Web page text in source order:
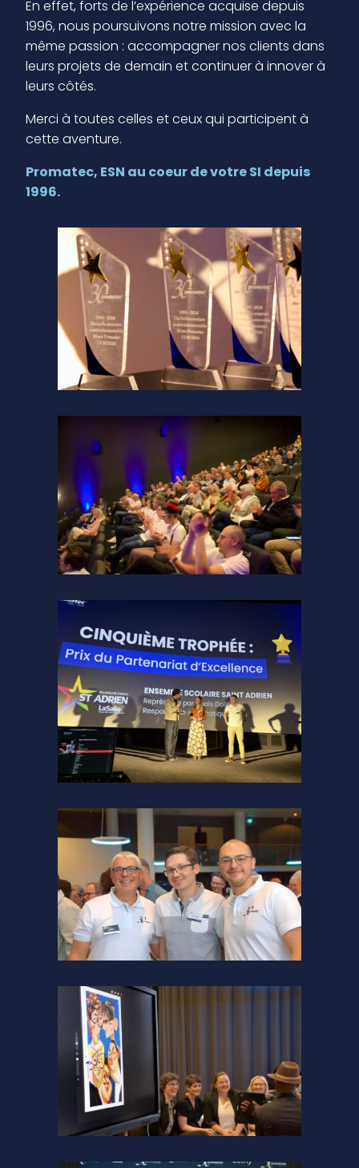
En effet, forts de l’expérience acquise depuis
1996, nous poursuivons notre mission avec la
même passion : accompagner nos clients dans
leurs projets de demain et continuer à innover à
leurs côtés.
Merci à toutes celles et ceux qui participent à
cette aventure.
Promatec, ESN au coeur de votre SI depuis
1996.